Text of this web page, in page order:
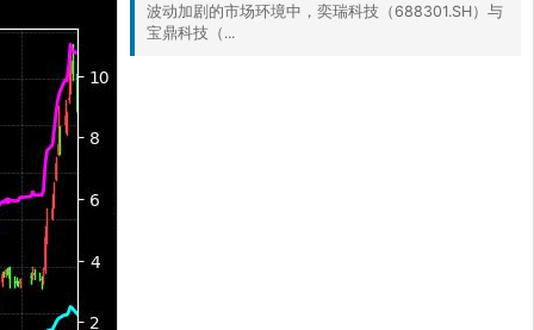
波动加剧的市场环境中，奕瑞科技（688301.SH）与
宝鼎科技（...